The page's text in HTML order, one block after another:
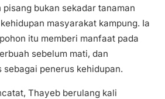
pisang bukan sekadar tanaman
masyarakat kampung. Ia
itu memberi manfaat pada
sebelum mati, dan
sebagai penerus kehidupan.
Thayeb berulang kali